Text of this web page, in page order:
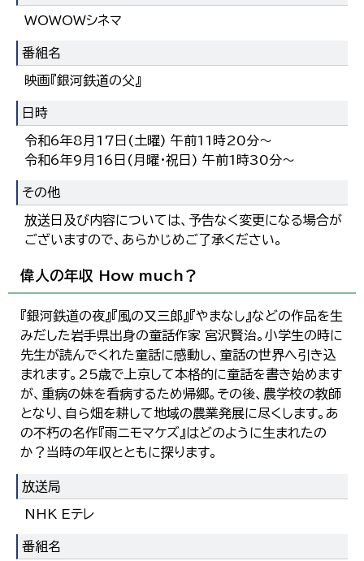
WOWOWシネマ
番組名
映画『銀河鉄道の父』
日時
令和6年8月17日(土曜) 午前11時20分～
令和6年9月16日(月曜・祝日) 午前1時30分～
その他
放送日及び内容については、予告なく変更になる場合が
ございますので、あらかじめご了承ください。
偉人の年収 How much？
『銀河鉄道の夜』『風の又三郎』『やまなし』などの作品を生
みだした岩手県出身の童話作家 宮沢賢治。小学生の時に
先生が読んでくれた童話に感動し、童話の世界へ引き込
まれます。25歳で上京して本格的に童話を書き始めます
が、重病の妹を看病するため帰郷。その後、農学校の教師
となり、自ら畑を耕して地域の農業発展に尽くします。あ
の不朽の名作『雨ニモマケズ』はどのように生まれたの
か？当時の年収とともに探ります。
放送局
NHK Eテレ
番組名